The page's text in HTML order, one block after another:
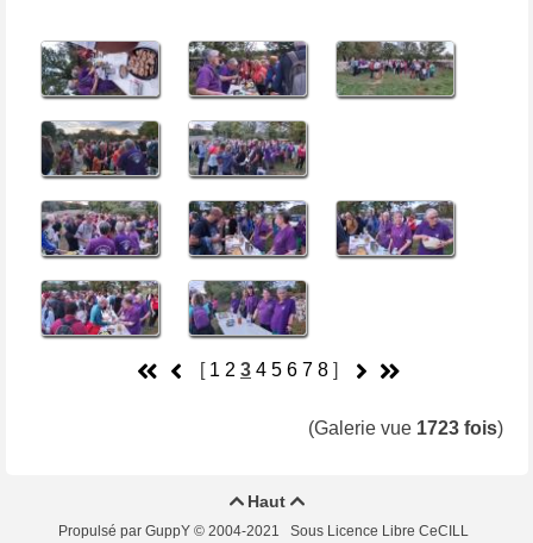
1 2 3 4 5 6 7 8
(Galerie vue 1723 fois)
Haut 
Propulsé par GuppY © 2004-2021 Sous Licence Libre CeCILL